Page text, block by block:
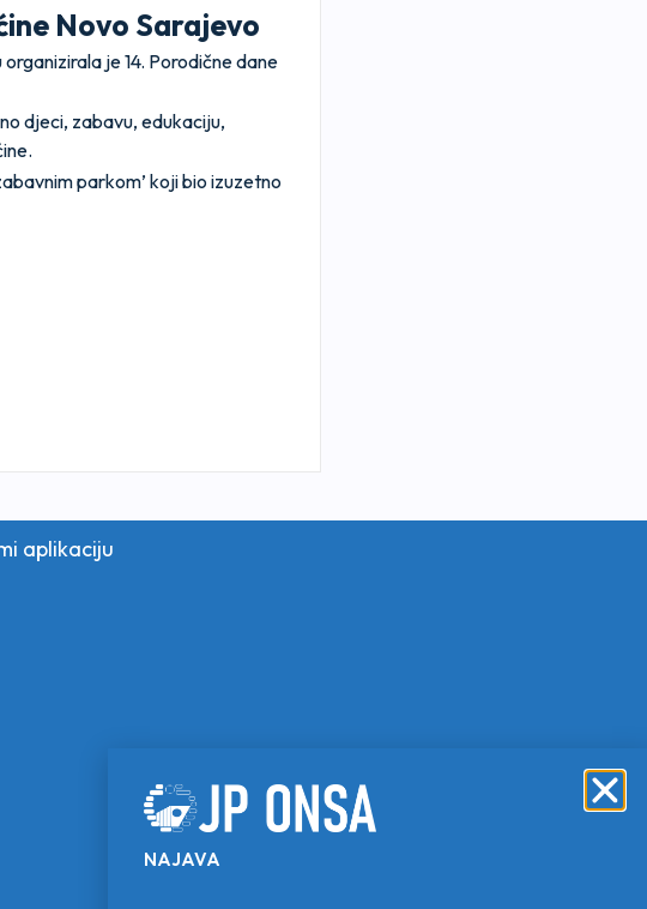
Novo Sarajevo
je 14. Porodične dane
djeci, zabavu, edukaciju,
parkom’ koji bio izuzetno
aplikaciju
NAJAVA